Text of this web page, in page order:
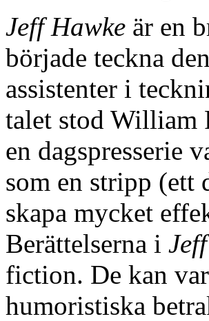
Jeff Hawke är en
började teckna
assistenter i
talet stod William
en dagspresserie
som en stripp (ett
skapa mycket
Berättelserna i
fiction. De kan
humoristiska